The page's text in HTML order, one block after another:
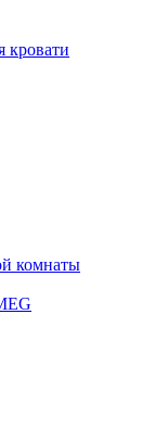
кровати
комнаты